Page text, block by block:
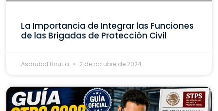
La Importancia de Integrar las Funciones
de las Brigadas de Protección Civil
Asdrubal Urrutia 2 de octubre de 2024